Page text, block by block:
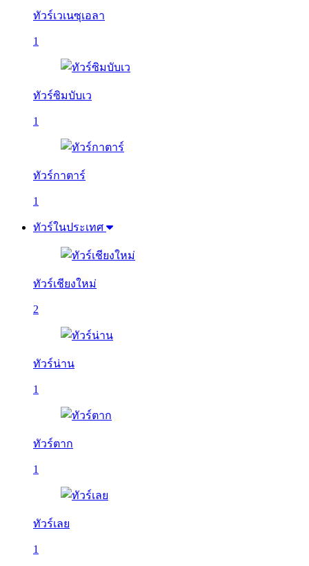
ทัวร์เวเนซุเอลา
1
ทัวร์ซิมบับเว
1
ทัวร์กาตาร์
1
ทัวร์ในประเทศ
ทัวร์เชียงใหม่
2
ทัวร์น่าน
1
ทัวร์ตาก
1
ทัวร์เลย
1